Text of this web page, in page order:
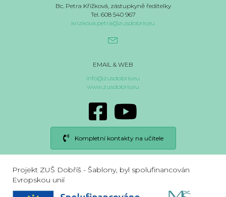
Bc. Petra Křížková, zástupkyně ředitelky
Tel. 608 540 967
krizkova.petra@zusdobris.eu
EMAIL & WEB
info@zusdobris.eu
www.zusdobris.eu
Kompletní kontakty na učitele
Projekt ZUŠ Dobříš - Šablony, byl spolufinancován
Evropskou unií